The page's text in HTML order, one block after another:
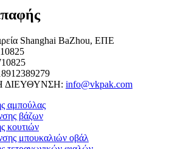
Shanghai BaZhou, ΕΠΕ
ΔΙΕΥΘΥΝΣΗ: info@vkpak.com
αμπούλας
βάζων
κουτιών
μπουκαλιών οβάλ